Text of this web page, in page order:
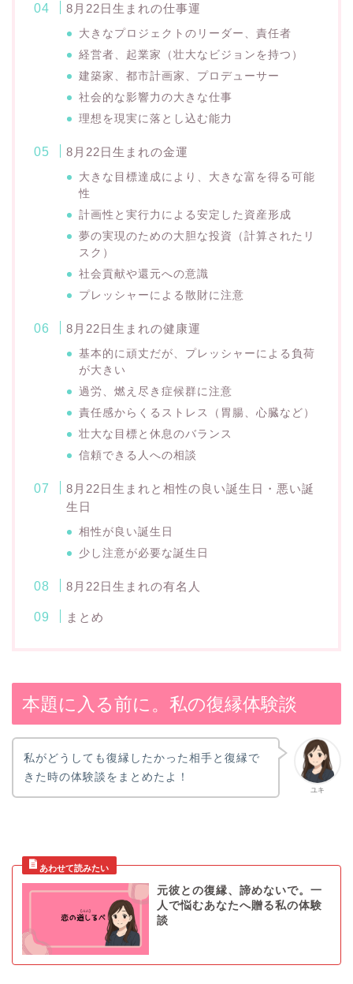
8月22日生まれの仕事運
大きなプロジェクトのリーダー、責任者
経営者、起業家（壮大なビジョンを持つ）
建築家、都市計画家、プロデューサー
社会的な影響力の大きな仕事
理想を現実に落とし込む能力
8月22日生まれの金運
大きな目標達成により、大きな富を得る可能
性
計画性と実行力による安定した資産形成
夢の実現のための大胆な投資（計算されたリ
スク）
社会貢献や還元への意識
プレッシャーによる散財に注意
8月22日生まれの健康運
基本的に頑丈だが、プレッシャーによる負荷
が大きい
過労、燃え尽き症候群に注意
責任感からくるストレス（胃腸、心臓など）
壮大な目標と休息のバランス
信頼できる人への相談
8月22日生まれと相性の良い誕生日・悪い誕
生日
相性が良い誕生日
少し注意が必要な誕生日
8月22日生まれの有名人
まとめ
本題に入る前に。私の復縁体験談
ユキ
私がどうしても復縁したかった相手と復縁で
きた時の体験談をまとめたよ！
元彼との復縁、諦めないで。一
人で悩むあなたへ贈る私の体験
談